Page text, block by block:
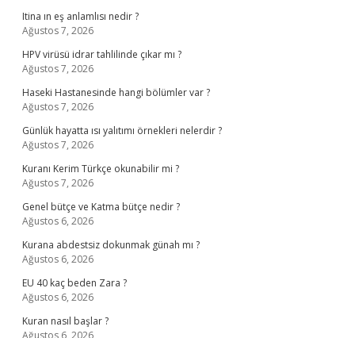
Itina ın eş anlamlısı nedir ?
Ağustos 7, 2026
HPV virüsü idrar tahlilinde çıkar mı ?
Ağustos 7, 2026
Haseki Hastanesinde hangi bölümler var ?
Ağustos 7, 2026
Günlük hayatta ısı yalıtımı örnekleri nelerdir ?
Ağustos 7, 2026
Kuranı Kerim Türkçe okunabilir mi ?
Ağustos 7, 2026
Genel bütçe ve Katma bütçe nedir ?
Ağustos 6, 2026
Kurana abdestsiz dokunmak günah mı ?
Ağustos 6, 2026
EU 40 kaç beden Zara ?
Ağustos 6, 2026
Kuran nasıl başlar ?
Ağustos 6, 2026